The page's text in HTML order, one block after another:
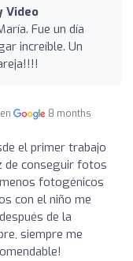
Video
Fue un día
increíble. Un
8 months
el primer trabajo
de conseguir fotos
fotogénicos
con el niño me
de la
siempre me